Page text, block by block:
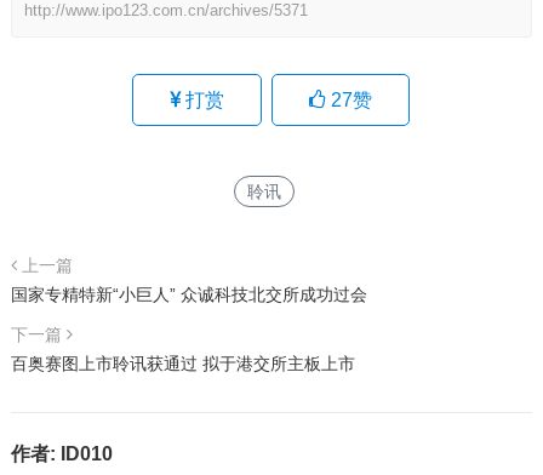
http://www.ipo123.com.cn/archives/5371
打赏 27赞
聆讯
上一篇
国家专精特新“小巨人” 众诚科技北交所成功过会
下一篇
百奥赛图上市聆讯获通过 拟于港交所主板上市
作者: ID010